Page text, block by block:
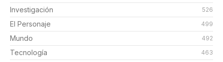
Investigación 526
El Personaje 499
Mundo 492
Tecnología 463